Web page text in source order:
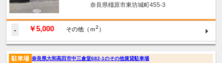
奈良県橿原市東坊城町455-3
- ￥5,000 その他（ｍ2 ）
駐車場 奈良県大和高田市中三倉堂682-1のその他賃貸駐車場